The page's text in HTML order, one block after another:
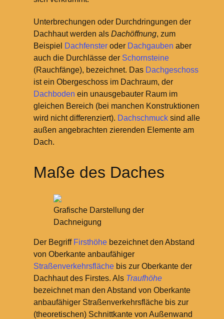
Unterbrechungen oder Durchdringungen der
Dachhaut werden als Dachöffnung, zum
Beispiel Dachfensteroder Dachgauben aber
auch die Durchlässe der Schornsteine
(Rauchfänge), bezeichnet. Das Dachgeschoss
ist ein Obergeschoss im Dachraum, der
Dachboden ein unausgebauter Raum im
gleichen Bereich (bei manchen Konstruktionen
wird nicht differenziert). Dachschmucksind alle
außen angebrachten zierenden Elemente am
Dach.
Maße des Daches
Grafische Darstellung der
Dachneigung
Der Begriff Firsthöhebezeichnet den Abstand
von Oberkante anbaufähiger
Straßenverkehrsflächebis zur Oberkante der
Dachhaut des Firstes. Als Traufhöhe
bezeichnet man den Abstand von Oberkante
anbaufähiger Straßenverkehrsfläche bis zur
(theoretischen) Schnittkante von Außenwand